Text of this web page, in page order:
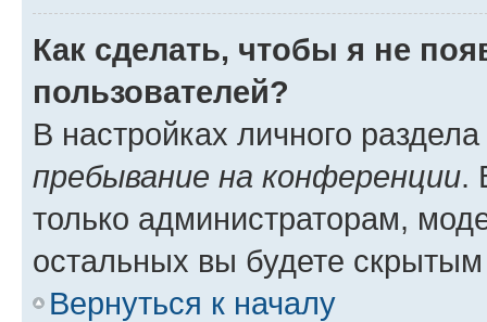
Как сделать, чтобы я не
пользователей?
В настройках личного
пребывание на конференции.
только администраторам,
остальных вы будете
Вернуться к началу